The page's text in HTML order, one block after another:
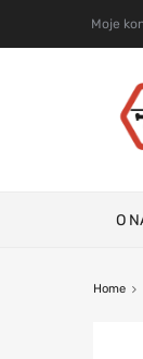
Moje
O
Home